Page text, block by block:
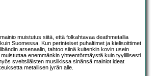
muistutus siitä, että folkahtavaa deathmetallia
Suomessa. Kun perinteiset puhaltimet ja kielisoittimet
arsenaalin, tahtoo siinä kuitenkin kovin usein
enemmänkin yhteentörmäystä kuin tyylillisesti
sveitsiläisten musiikissa sinänsä mainiot ideat
metallisen jyrän alle.